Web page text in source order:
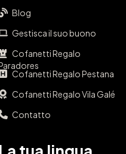
Blog
Gestisca il suo buono
Cofanetti Regalo
Cofanetti Regalo Pestana
Cofanetti Regalo Vila Galé
Contatto